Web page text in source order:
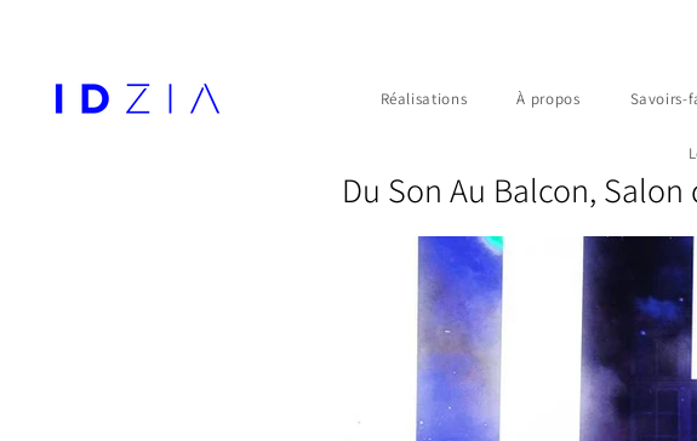
Réalisations À propos Savoirs-
Du Son Au Balcon, Salon